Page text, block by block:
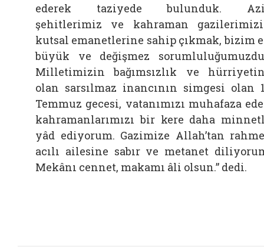
ederek taziyede bulunduk.
şehitlerimiz ve kahraman
kutsal emanetlerine sahip çıkmak, bizim
büyük ve değişmez
Milletimizin bağımsızlık ve
olan sarsılmaz inancının simgesi olan
Temmuz gecesi, vatanımızı muhafaza
kahramanlarımızı bir kere daha
yâd ediyorum. Gazimize Allah’tan
acılı ailesine sabır ve metanet
Mekânı cennet, makamı âli olsun.” dedi.